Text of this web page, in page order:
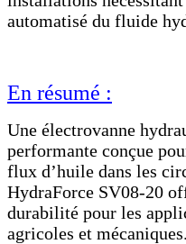
automatisé du fluide
En résumé :
Une électrovanne
performante conçue
flux d’huile dans les
HydraForce SV08-20
durabilité pour les
agricoles et mécaniques.